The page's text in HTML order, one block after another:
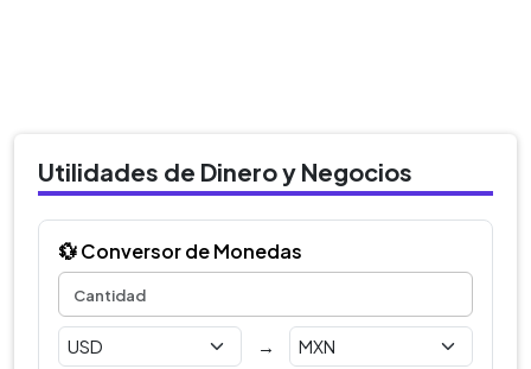
Utilidades de Dinero y Negocios
💱 Conversor de Monedas
→